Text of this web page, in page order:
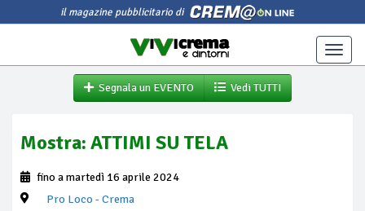
il magazine pubblicitario di
Toggle
Segnala un EVENTO
Vedi TUTTI
Mostra: ATTIMI SU TELA
fino a martedì 16 aprile 2024
Pro Loco - Crema